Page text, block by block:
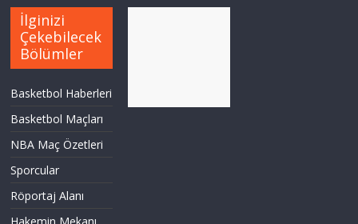
İlginizi
Çekebilecek
Bölümler
Basketbol Haberleri
Basketbol Maçları
NBA Maç Özetleri
Sporcular
Röportaj Alanı